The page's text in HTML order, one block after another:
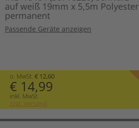
auf weiß 19mm x 5,5m Polyester
permanent
Passende Geräte anzeigen
o. MwSt. € 12,60
€ 14,99
inkl. MwSt.
zzgl. Versand